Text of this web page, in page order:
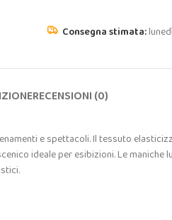
RECENSIONI (0)
e spettacoli. Il tessuto
ideale per esibizioni. Le maniche